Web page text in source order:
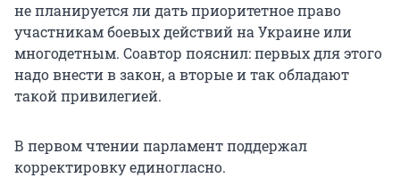
не планируется ли дать приоритетное право
участникам боевых действий на Украине или
многодетным. Соавтор пояснил: первых для этого
надо внести в закон, а вторые и так обладают
такой привилегией.
В первом чтении парламент поддержал
корректировку единогласно.